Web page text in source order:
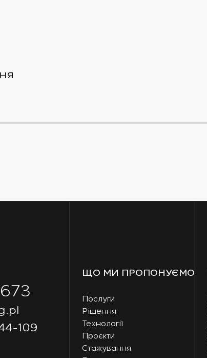
109
ЩО МИ ПРОПОНУЄМО
Послуги
Рішення
Технології
Проєкти
Стажування